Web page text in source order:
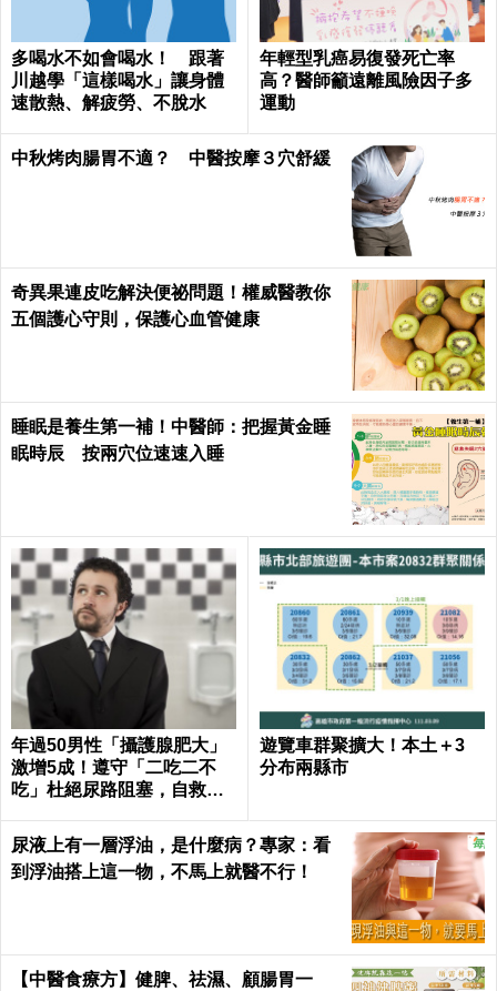
多喝水不如會喝水！ 跟著
川越學「這樣喝水」讓身體
速散熱、解疲勞、不脫水
年輕型乳癌易復發死亡率
高？醫師籲遠離風險因子多
運動
中秋烤肉腸胃不適？ 中醫按摩３穴舒緩
奇異果連皮吃解決便祕問題！權威醫教你
五個護心守則，保護心血管健康
睡眠是養生第一補！中醫師：把握黃金睡
眠時辰 按兩穴位速速入睡
年過50男性「攝護腺肥大」
激增5成！遵守「二吃二不
吃」杜絕尿路阻塞，自救下
遊覽車群聚擴大！本土＋3
分布兩縣市
尿液上有一層浮油，是什麼病？專家：看
到浮油搭上這一物，不馬上就醫不行！
【中醫食療方】健脾、祛濕、顧腸胃一